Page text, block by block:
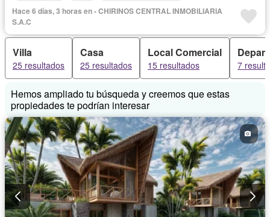
Hace 6 días, 3 horas en - CHIRINOS CENTRAL INMOBILIARIA
S.A.C
Villa
25 resultados
Casa
25 resultados
Local Comercial
15 resultados 7
Hemos ampliado tu búsqueda y creemos que estas
propiedades te podrían interesar